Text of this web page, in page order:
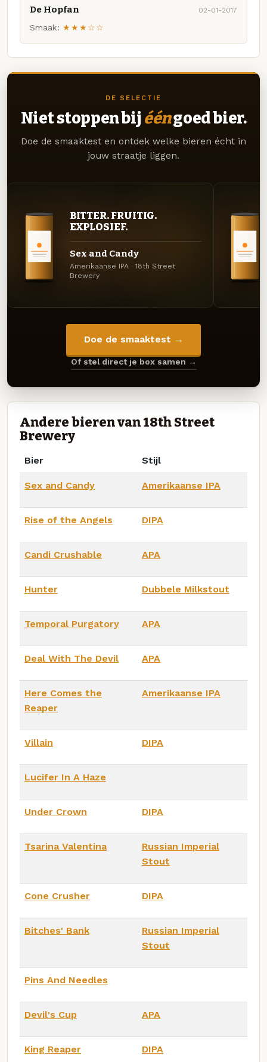
De Hopfan 02-01-2017
Smaak: ★★★☆☆
DE SELECTIE
Niet stoppen bij ééngoed bier.
Doe de smaaktest en ontdek welke bieren écht in
jouw straatje liggen.
BITTER. FRUITIG.
EXPLOSIEF.
Sex and Candy
Amerikaanse IPA · 18th Street
Brewery
Doe de smaaktest →
Of stel direct je box samen →
Andere bieren van 18th Street
Brewery
Bier Stijl
Sex and Candy Amerikaanse IPA
Rise of the Angels DIPA
Candi Crushable APA
Hunter Dubbele Milkstout
Temporal Purgatory APA
Deal With The Devil APA
Here Comes the
Reaper
Amerikaanse IPA
Villain DIPA
Lucifer In A Haze
Under Crown DIPA
Tsarina Valentina
Russian Imperial
Stout
Cone Crusher DIPA
Bitches' Bank
Russian Imperial
Stout
Pins And Needles
Devil's Cup APA
King Reaper DIPA